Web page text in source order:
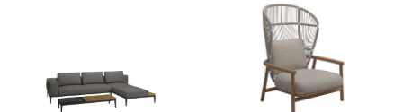
Esszimmer